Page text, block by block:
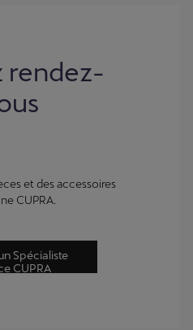
rendez-
et des accessoires
CUPRA.
Spécialiste
CUPRA